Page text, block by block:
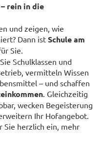
rein in die
und zeigen, wie
Dann ist Schule am
Sie.
Schulklassen und
vermitteln Wissen
– und schaffen
. Gleichzeitig
wecken Begeisterung
Ihr Hofangebot.
Sie herzlich ein, mehr